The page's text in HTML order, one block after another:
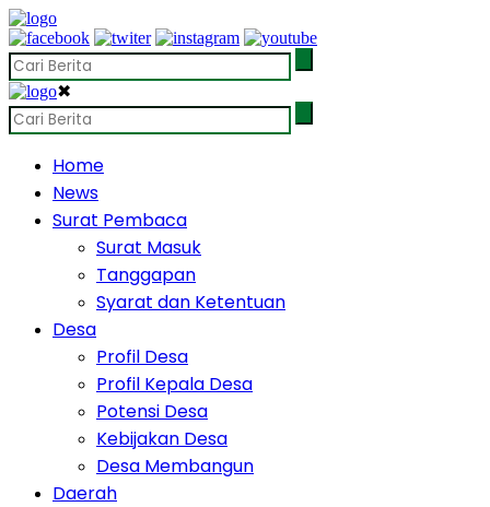
✖
Home
News
Surat Pembaca
Surat Masuk
Tanggapan
Syarat dan Ketentuan
Desa
Profil Desa
Profil Kepala Desa
Potensi Desa
Kebijakan Desa
Desa Membangun
Daerah